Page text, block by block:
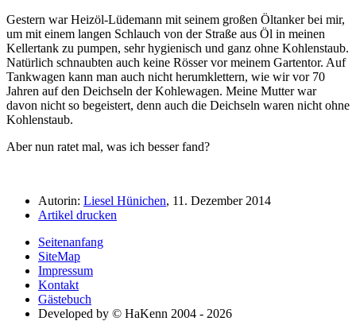
Gestern war Heizöl-Lüdemann mit seinem großen Öltanker bei mir,
um mit einem langen Schlauch von der Straße aus Öl in meinen
Kellertank zu pumpen, sehr hygienisch und ganz ohne Kohlenstaub.
Natürlich schnaubten auch keine Rösser vor meinem Gartentor. Auf
Tankwagen kann man auch nicht herumklettern, wie wir vor 70
Jahren auf den Deichseln der Kohlewagen. Meine Mutter war
davon nicht so begeistert, denn auch die Deichseln waren nicht ohne
Kohlenstaub.
Aber nun ratet mal, was ich besser fand?
Autorin: Liesel Hünichen, 11. Dezember 2014
Artikel drucken
Seitenanfang
SiteMap
Impressum
Kontakt
Gästebuch
Developed by © HaKenn 2004 - 2026